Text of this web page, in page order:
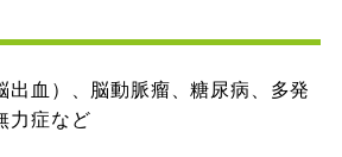
出血）、脳動脈瘤、糖尿病、多発
力症など